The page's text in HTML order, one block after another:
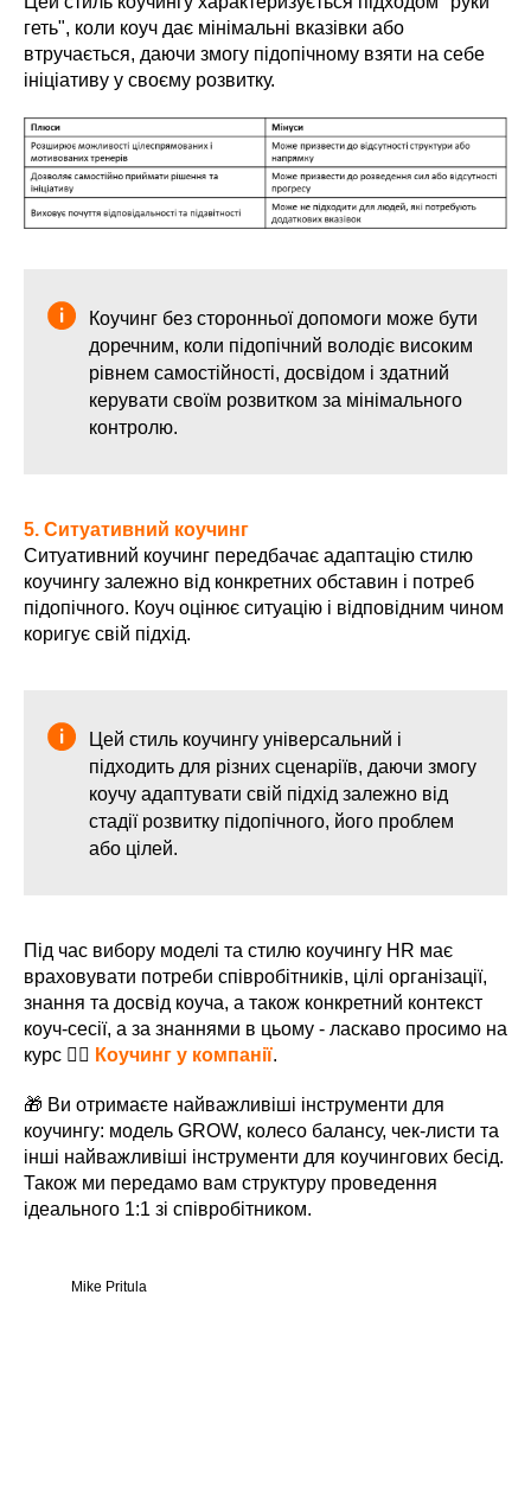
геть", коли коуч дає мінімальні вказівки або
втручається, даючи змогу підопічному взяти на себе
ініціативу у своєму розвитку.
Коучинг без сторонньої допомоги може бути
доречним, коли підопічний володіє високим
рівнем самостійності, досвідом і здатний
керувати своїм розвитком за мінімального
контролю.
5. Ситуативний коучинг
Ситуативний коучинг передбачає адаптацію стилю
коучингу залежно від конкретних обставин і потреб
підопічного. Коуч оцінює ситуацію і відповідним чином
коригує свій підхід.
Цей стиль коучингу універсальний і
підходить для різних сценаріїв, даючи змогу
коучу адаптувати свій підхід залежно від
стадії розвитку підопічного, його проблем
або цілей.
Під час вибору моделі та стилю коучингу HR має
враховувати потреби співробітників, цілі організації,
знання та досвід коуча, а також конкретний контекст
коуч-сесії, а за знаннями в цьому - ласкаво просимо на
курс 👉🏻 Коучинг у компанії.
🎁 Ви отримаєте найважливіші інструменти для
коучингу: модель GROW, колесо балансу, чек-листи та
інші найважливіші інструменти для коучингових бесід.
Також ми передамо вам структуру проведення
ідеального 1:1 зі співробітником.
Mike Pritula